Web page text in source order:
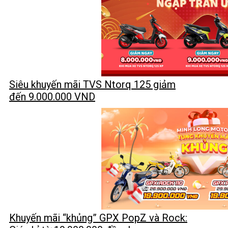
Siêu khuyến mãi TVS Ntorq 125 giảm
đến 9.000.000 VND
Khuyến mãi “khủng” GPX PopZ và Rock: